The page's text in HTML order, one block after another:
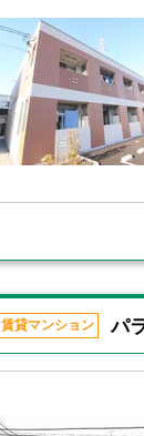
賃貸マンション パ